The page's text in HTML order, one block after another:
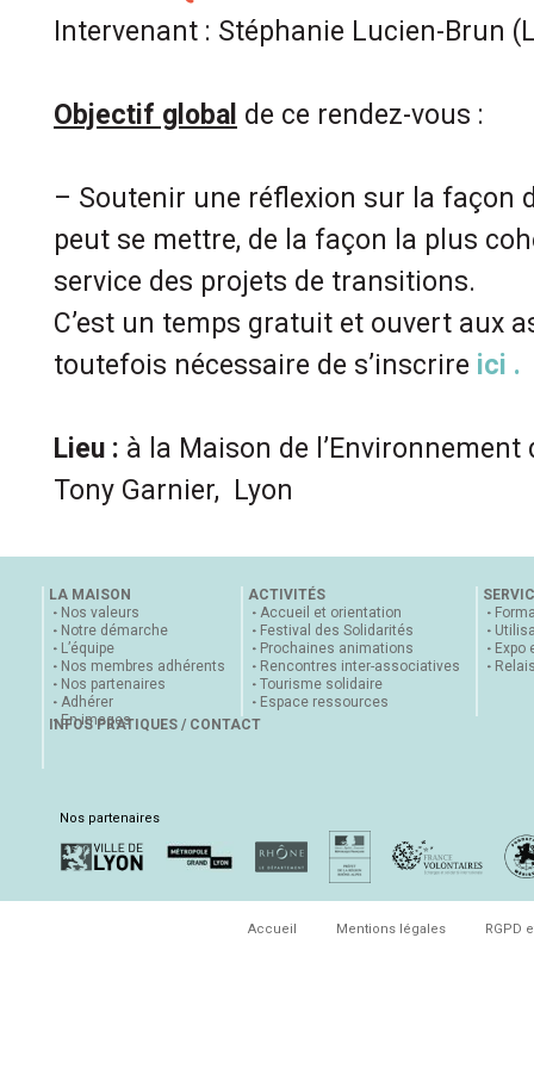
Intervenant : Stéphanie Lucien-Brun
Objectif global de ce rendez-vous :
– Soutenir une réflexion sur la façon
peut se mettre, de la façon la plus
service des projets de transitions.
C’est un temps gratuit et ouvert aux
toutefois nécessaire de s’inscrire ici .
Lieu : à la Maison de l’Environnement
Tony Garnier, Lyon
LA MAISON
Nos valeurs
Notre démarche
L’équipe
Nos membres adhérents
Nos partenaires
Adhérer
En images
ACTIVITÉS
Accueil et orientation
Festival des Solidarités
Prochaines animations
Rencontres inter-associatives
Tourisme solidaire
Espace ressources
Expo
INFOS PRATIQUES / CONTACT
Nos partenaires
Accueil Mentions légales RGPD